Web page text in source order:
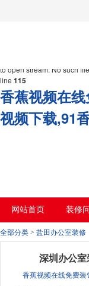
file_put_contents(./
to open stream: No such
line 115
香蕉视频在
视频下载,91
网站首页 装修
全部分类 > 盐田办公室装修
深圳办公室
香蕉视频在线免费装